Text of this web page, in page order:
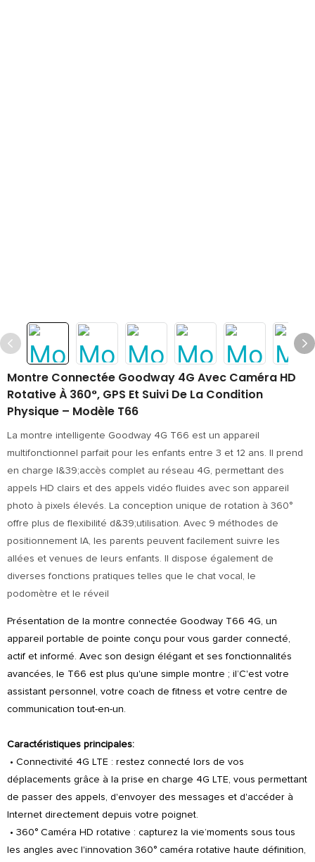
Montre Connectée Goodway 4G Avec Caméra HD
Rotative À 360°, GPS Et Suivi De La Condition
Physique – Modèle T66
La montre intelligente Goodway 4G T66 est un appareil
multifonctionnel parfait pour les enfants entre 3 et 12 ans. Il prend
en charge l&39;accès complet au réseau 4G, permettant des
appels HD clairs et des appels vidéo fluides avec son appareil
photo à pixels élevés. La conception unique de rotation à 360°
offre plus de flexibilité d&39;utilisation. Avec 9 méthodes de
positionnement IA, les parents peuvent facilement suivre les
allées et venues de leurs enfants. Il dispose également de
diverses fonctions pratiques telles que le chat vocal, le
podomètre et le réveil
Présentation de la montre connectée Goodway T66 4G, un
appareil portable de pointe conçu pour vous garder connecté,
actif et informé. Avec son design élégant et ses fonctionnalités
avancées, le T66 est plus qu'une simple montre ; il’C'est votre
assistant personnel, votre coach de fitness et votre centre de
communication tout-en-un.
Caractéristiques principales:
• Connectivité 4G LTE : restez connecté lors de vos
déplacements grâce à la prise en charge 4G LTE, vous permettant
de passer des appels, d'envoyer des messages et d'accéder à
Internet directement depuis votre poignet.
• 360° Caméra HD rotative : capturez la vie’moments sous tous
les angles avec l'innovation 360° caméra rotative haute définition,